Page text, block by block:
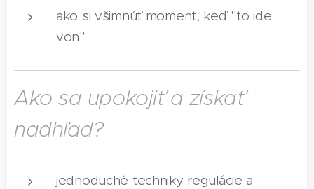
ako si všimnúť moment, keď "to ide
von"
Ako sa upokojiť a získať
nadhľad?
jednoduché techniky regulácie a